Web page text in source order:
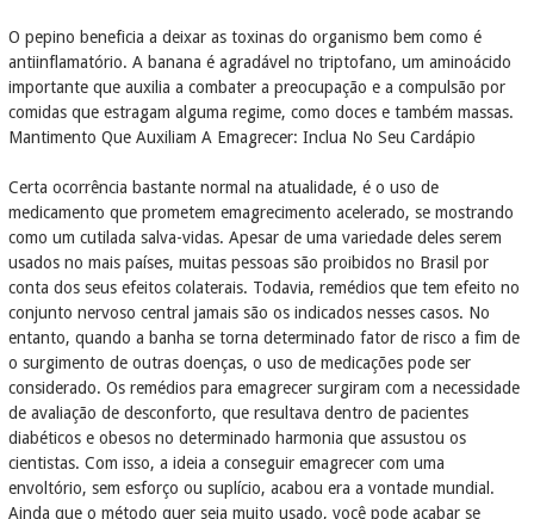
O pepino beneficia a deixar as toxinas do organismo bem como é
antiinflamatório. A banana é agradável no triptofano, um aminoácido
importante que auxilia a combater a preocupação e a compulsão por
comidas que estragam alguma regime, como doces e também massas.
Mantimento Que Auxiliam A Emagrecer: Inclua No Seu Cardápio
Certa ocorrência bastante normal na atualidade, é o uso de
medicamento que prometem emagrecimento acelerado, se mostrando
como um cutilada salva-vidas. Apesar de uma variedade deles serem
usados no mais países, muitas pessoas são proibidos no Brasil por
conta dos seus efeitos colaterais. Todavia, remédios que tem efeito no
conjunto nervoso central jamais são os indicados nesses casos. No
entanto, quando a banha se torna determinado fator de risco a fim de
o surgimento de outras doenças, o uso de medicações pode ser
considerado. Os remédios para emagrecer surgiram com a necessidade
de avaliação de desconforto, que resultava dentro de pacientes
diabéticos e obesos no determinado harmonia que assustou os
cientistas. Com isso, a ideia a conseguir emagrecer com uma
envoltório, sem esforço ou suplício, acabou era a vontade mundial.
Ainda que o método quer seja muito usado, você pode acabar se